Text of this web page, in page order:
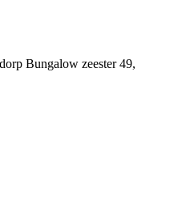
Bungalow zeester 49,